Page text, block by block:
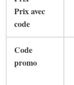
Prix avec
code
Code
promo